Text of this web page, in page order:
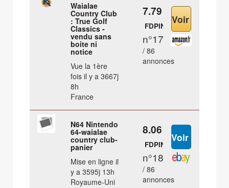
Waialae
Country Club
: True Golf
Classics -
vendu sans
boite ni
notice
Vue la 1ère
fois il y a 3667j
8h
France
7.79 €
FDPIN
n°17
/ 86
annonces
N64 Nintendo
64-waialae
country club-
panier
Mise en ligne il
y a 3595j 13h
Royaume-Uni
8.06 €
FDPIN
n°18
/ 86
annonces